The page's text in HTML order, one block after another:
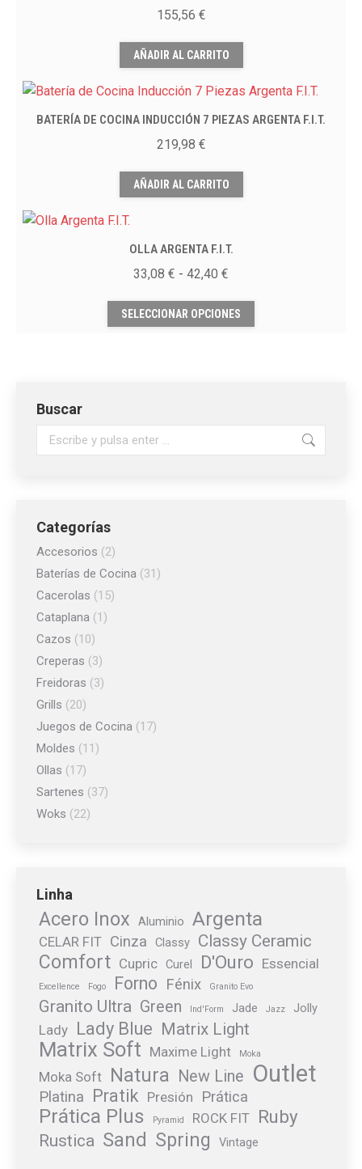
elegir
en
155,56 €
AÑADIR AL CARRITO
BATERÍA DE COCINA INDUCCIÓN 7 PIEZAS ARGENTA F.I.T.
219,98 €
AÑADIR AL CARRITO
OLLA ARGENTA F.I.T.
33,08 € - 42,40 €
precios:
SELECCIONAR OPCIONES
Este
Buscar
Buscar:
Categorías
Accesorios (2)
Baterías de Cocina (31)
Cacerolas (15)
Cataplana (1)
Cazos (10)
Creperas (3)
Freidoras (3)
Grills (20)
Juegos de Cocina (17)
Moldes (11)
Ollas (17)
Sartenes (37)
Woks (22)
Linha
Acero Inox Aluminio Argenta
CELAR FIT Cinza Classy Classy Ceramic
Comfort Cupric Curel D'Ouro Essencial
Excellence Fogo Forno Fénix Granito Evo
Granito Ultra Green Ind'Form Jade Jazz Jolly
Lady Lady Blue Matrix Light
Matrix Soft Maxime Light Moka
Moka Soft Natura New Line Outlet
Platina Pratik Presión Prática
Prática Plus Pyramid ROCK FIT Ruby
Rustica Sand Spring Vintage